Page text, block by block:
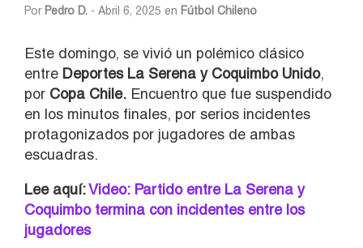
Por Pedro D. - Abril 6, 2025 en Fútbol Chileno
Este domingo, se vivió un polémico clásico
entre Deportes La Serena y Coquimbo Unido,
por Copa Chile. Encuentro que fue suspendido
en los minutos finales, por serios incidentes
protagonizados por jugadores de ambas
escuadras.
Lee aquí:Video: Partido entre La Serena y
Coquimbo termina con incidentes entre los
jugadores